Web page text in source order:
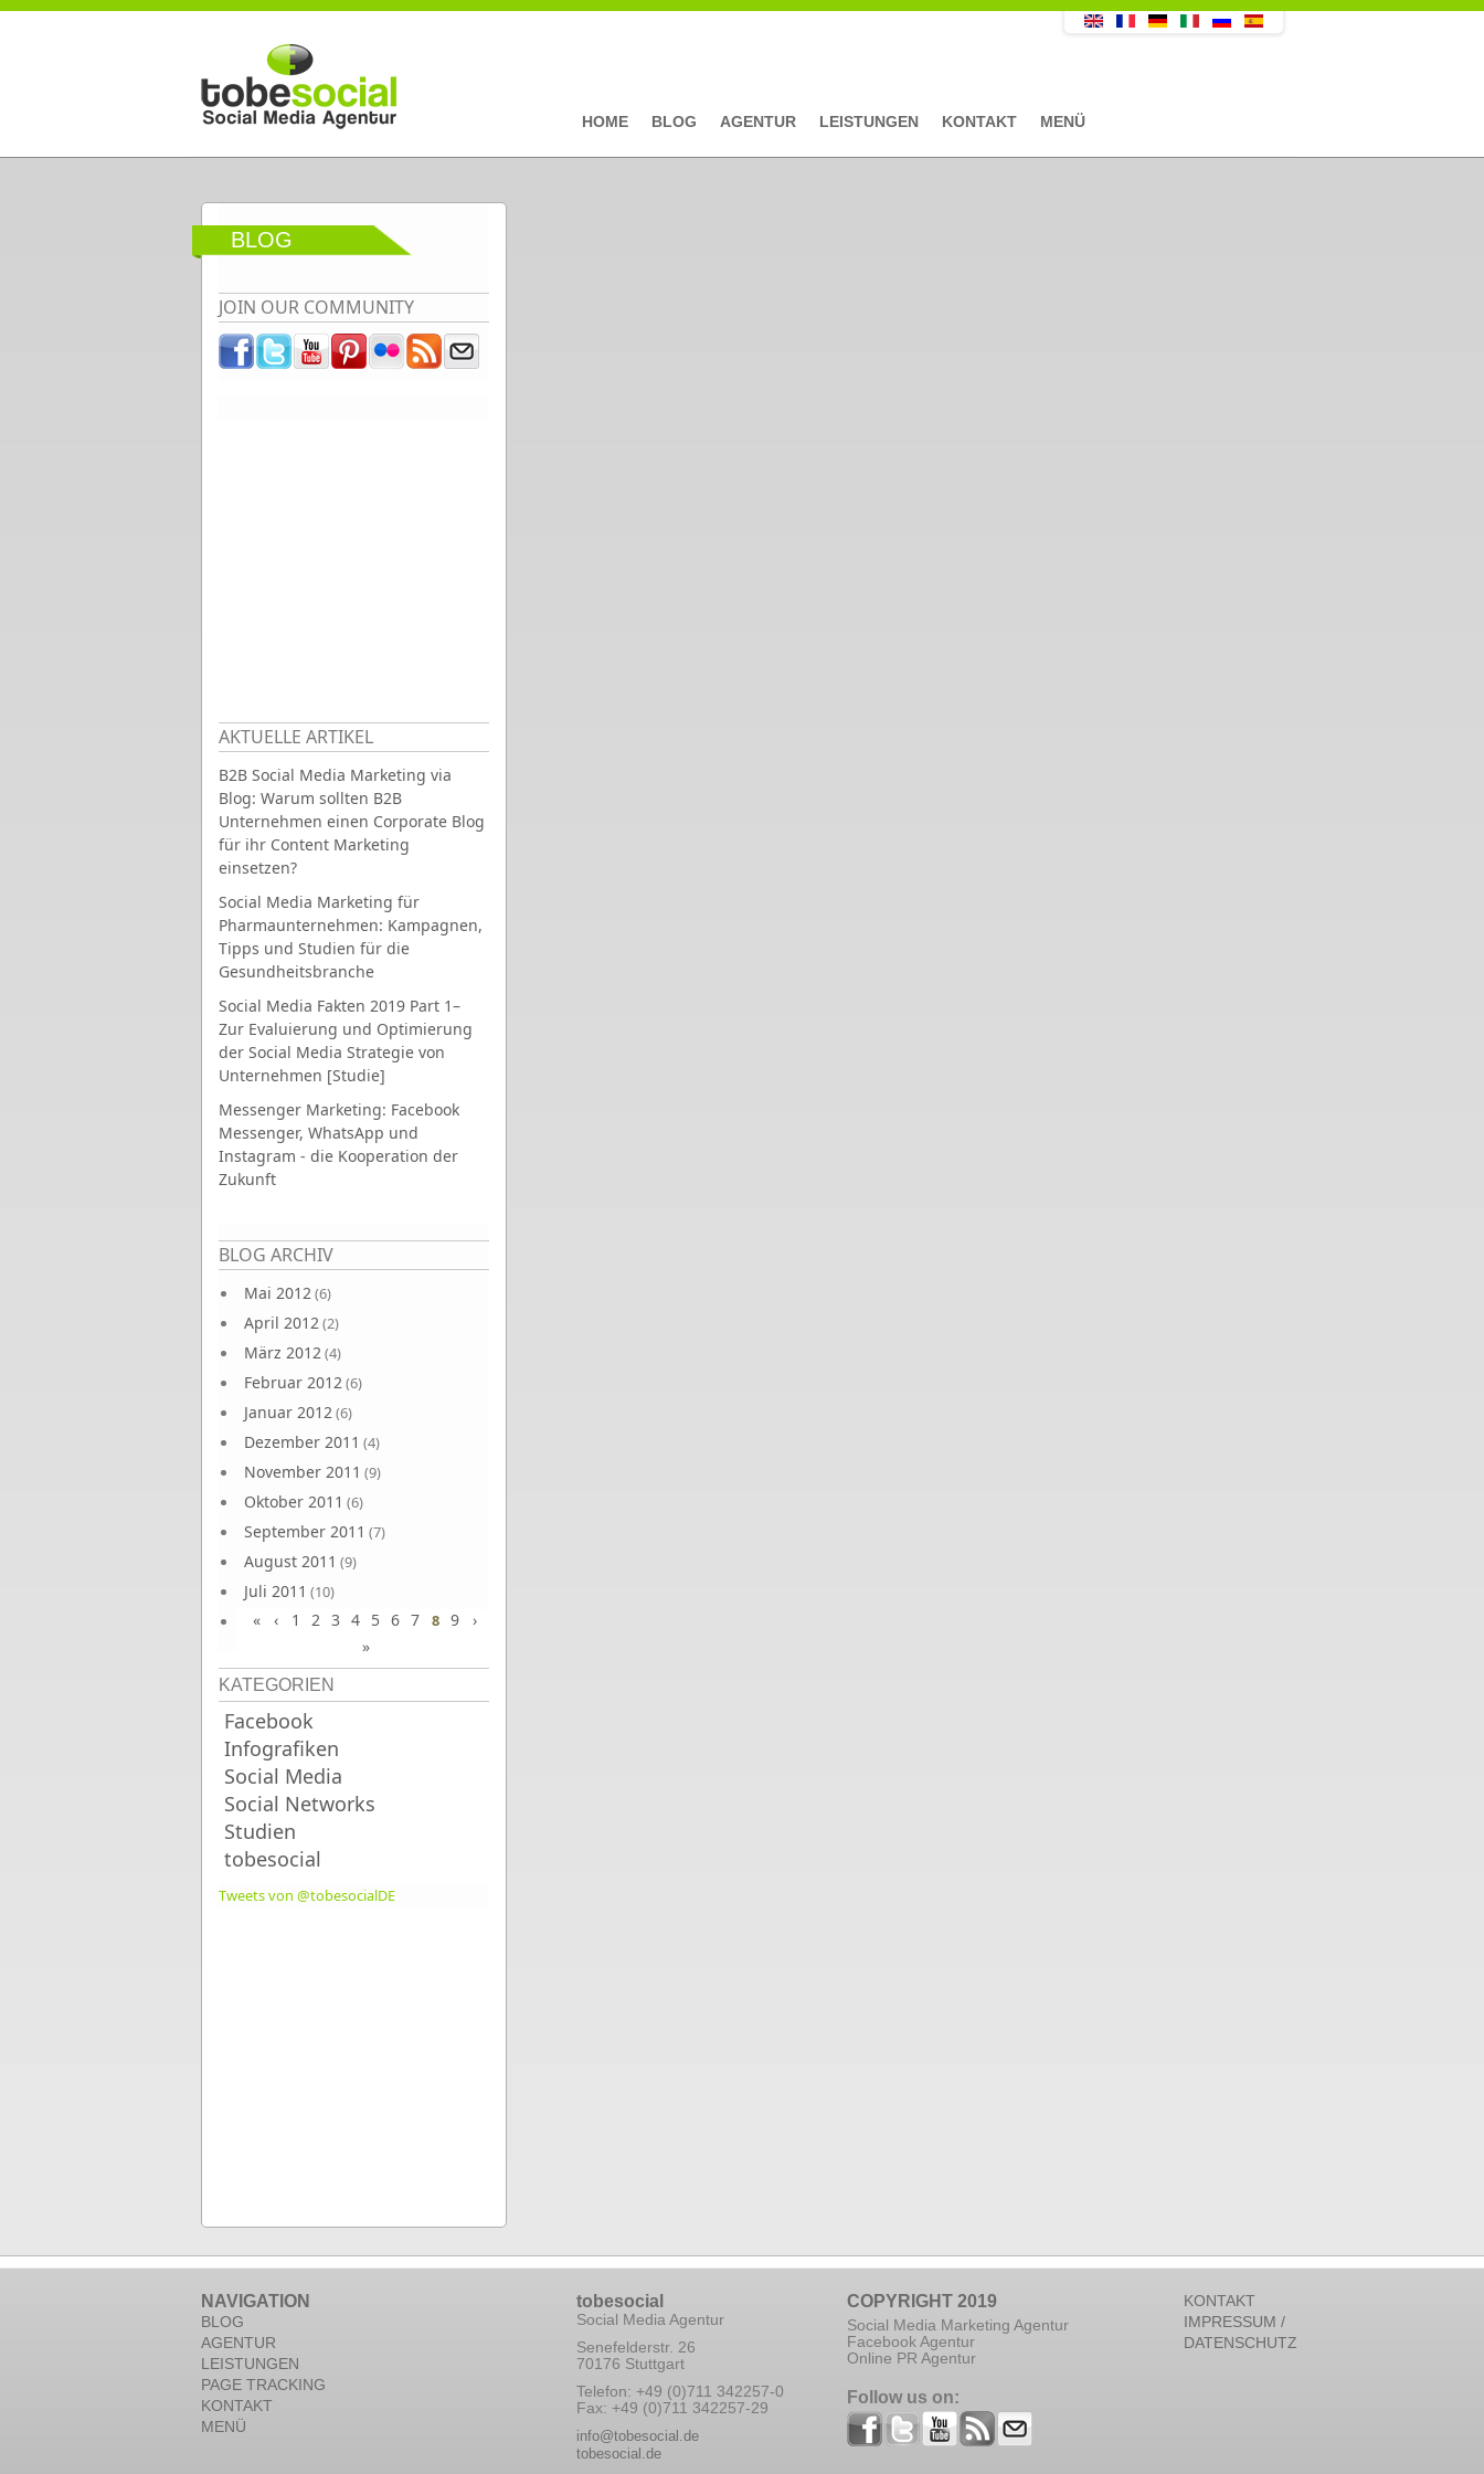
Direkt zum Inhalt
HOME BLOG AGENTUR LEISTUNGEN KONTAKT MENÜ
BLOG
JOIN OUR COMMUNITY
AKTUELLE ARTIKEL
B2B Social Media Marketing via
Blog: Warum sollten B2B
Unternehmen einen Corporate Blog
für ihr Content Marketing
einsetzen?
Social Media Marketing für
Pharmaunternehmen: Kampagnen,
Tipps und Studien für die
Gesundheitsbranche
Social Media Fakten 2019 Part 1–
Zur Evaluierung und Optimierung
der Social Media Strategie von
Unternehmen [Studie]
Messenger Marketing: Facebook
Messenger, WhatsApp und
Instagram - die Kooperation der
Zukunft
BLOG ARCHIV
Mai 2012(6)
April 2012(2)
März 2012(4)
Februar 2012(6)
Januar 2012(6)
Dezember 2011 (4)
November 2011 (9)
Oktober 2011 (6)
September 2011 (7)
August 2011 (9)
Juli 2011 (10)
Juni 2011(9)
Seiten
« ‹ 1 2 3 4 5 6 7 8 9
›
»
KATEGORIEN
Facebook
Infografiken
Social Media
Social Networks
Studien
tobesocial
Tweets von @tobesocialDE
NAVIGATION
BLOG
AGENTUR
LEISTUNGEN
PAGE TRACKING
KONTAKT
MENÜ
tobesocial
Social Media Agentur
Senefelderstr. 26
70176 Stuttgart
Telefon: +49 (0)711 342257-0
Fax: +49 (0)711 342257-29
info@tobesocial.de
tobesocial.de
COPYRIGHT 2019
Social Media Marketing Agentur
Facebook Agentur
Online PR Agentur
Follow us on:
KONTAKT
IMPRESSUM /
DATENSCHUTZ